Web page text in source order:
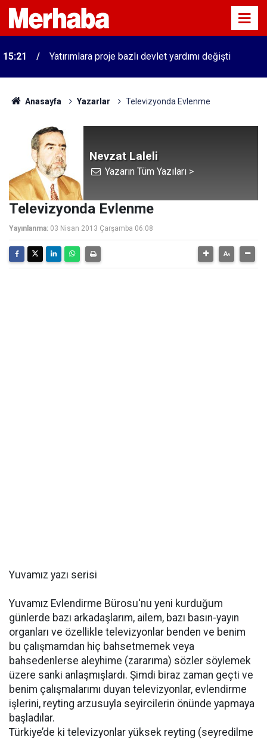
15:21 Yatırımlara proje bazlı devlet yardımı değişti
Anasayfa Yazarlar Televizyonda Evlenme
Nevzat Laleli
Yazarın Tüm Yazıları >
Televizyonda Evlenme
Yayınlanma: 03 Nisan 2013 Çarşamba 06:08
Yuvamız yazı serisi
Yuvamız Evlendirme Bürosu'nu yeni kurduğum
günlerde bazı arkadaşlarım, ailem, bazı basın-yayın
organları ve özellikle televizyonlar benden ve benim
bu çalışmamdan hiç bahsetmemek veya
bahsedenlerse aleyhime (zararıma) sözler söylemek
üzere sanki anlaşmışlardı. Şimdi biraz zaman geçti ve
benim çalışmalarımı duyan televizyonlar, evlendirme
işlerini, reyting arzusuyla seyircilerin önünde yapmaya
başladılar.
Türkiye’de ki televizyonlar yüksek reyting (seyredilme